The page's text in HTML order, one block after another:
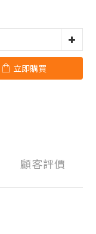
立即購買
顧客評價